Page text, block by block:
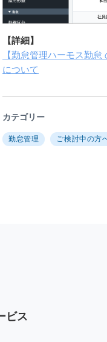
【詳細】
【勤怠管理ハーモス勤
について
カテゴリー
勤怠管理 ご検討中の方
ビス